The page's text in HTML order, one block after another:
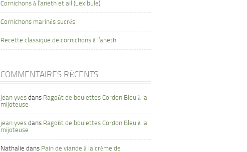
Cornichons à l’aneth et ail (Lexibule)
Cornichons marinés sucrés
Recette classique de cornichons à l’aneth
COMMENTAIRES RÉCENTS
jean yves dans Ragoût de boulettes Cordon Bleu à la
mijoteuse
jean yves dans Ragoût de boulettes Cordon Bleu à la
mijoteuse
Nathalie dans Pain de viande à la crème de